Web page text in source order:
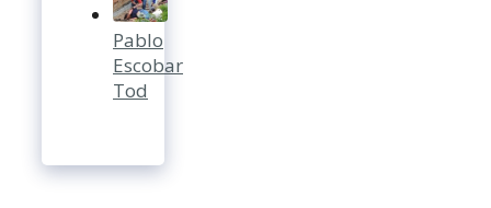
Pablo
Escobar
Tod